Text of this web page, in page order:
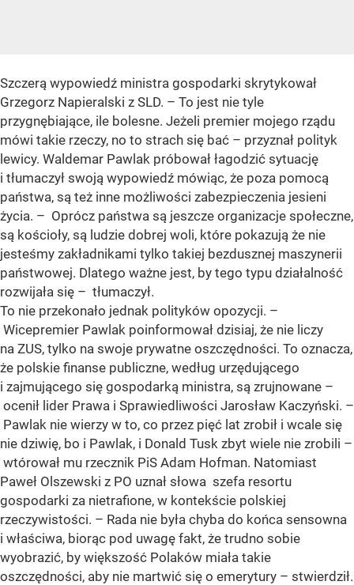
Szczerą wypowiedź ministra gospodarki skrytykował
Grzegorz Napieralski z SLD. – To jest nie tyle
przygnębiające, ile bolesne. Jeżeli premier mojego rządu
mówi takie rzeczy, no to strach się bać – przyznał polityk
lewicy. Waldemar Pawlak próbował łagodzić sytuację
i tłumaczył swoją wypowiedź mówiąc, że poza pomocą
państwa, są też inne możliwości zabezpieczenia jesieni
życia. – Oprócz państwa są jeszcze organizacje społeczne,
są kościoły, są ludzie dobrej woli, które pokazują że nie
jesteśmy zakładnikami tylko takiej bezdusznej maszynerii
państwowej. Dlatego ważne jest, by tego typu działalność
rozwijała się – tłumaczył.
To nie przekonało jednak polityków opozycji. –
Wicepremier Pawlak poinformował dzisiaj, że nie liczy
na ZUS, tylko na swoje prywatne oszczędności. To oznacza,
że polskie finanse publiczne, według urzędującego
i zajmującego się gospodarką ministra, są zrujnowane –
ocenił lider Prawa i Sprawiedliwości Jarosław Kaczyński. –
Pawlak nie wierzy w to, co przez pięć lat zrobił i wcale się
nie dziwię, bo i Pawlak, i Donald Tusk zbyt wiele nie zrobili –
wtórował mu rzecznik PiS Adam Hofman. Natomiast
Paweł Olszewski z PO uznał słowa szefa resortu
gospodarki za nietrafione, w kontekście polskiej
rzeczywistości. – Rada nie była chyba do końca sensowna
i właściwa, biorąc pod uwagę fakt, że trudno sobie
wyobrazić, by większość Polaków miała takie
oszczędności, aby nie martwić się o emerytury – stwierdził.